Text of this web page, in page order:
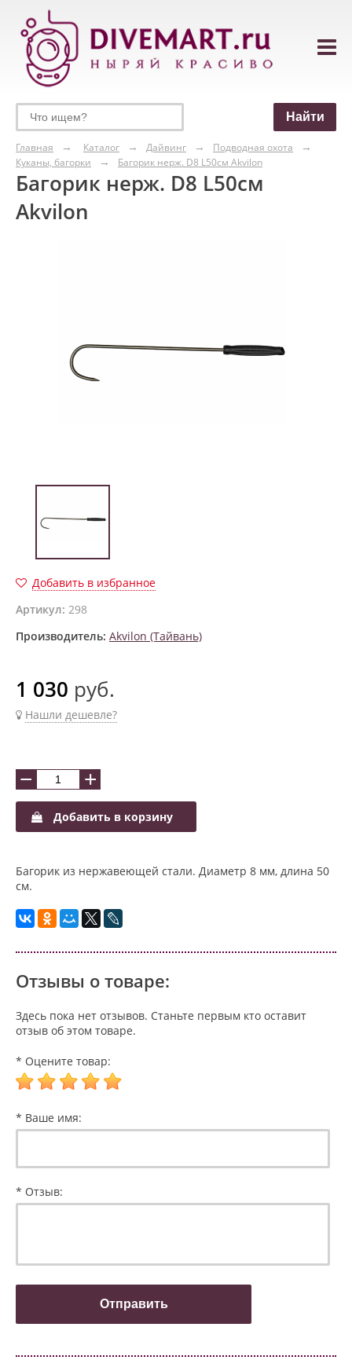
Главная Каталог Дайвинг
Подводная охота
Куканы, багорки
Багорик нерж. D8 L50см Akvilon
Багорик нерж. D8 L50см
Akvilon
Добавить в избранное
Артикул: 298
Производитель: Akvilon (Тайвань)
1 030 руб.
Нашли дешевле?
− +
Добавить в корзину
Багорик из нержавеющей стали. Диаметр 8 мм, длина 50
см.
Отзывы о товаре:
Здесь пока нет отзывов. Станьте первым кто оставит
отзыв об этом товаре.
* Оцените товар:
* Ваше имя:
* Отзыв: